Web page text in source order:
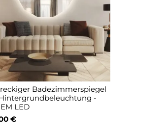
Badezimmerspiegel
-
LED
€